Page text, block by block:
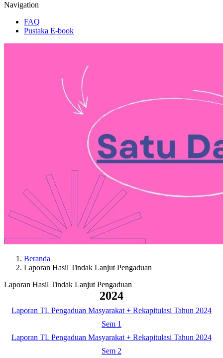
Navigation
FAQ
Pustaka E-book
Beranda
Laporan Hasil Tindak Lanjut Pengaduan
Laporan Hasil Tindak Lanjut Pengaduan
2024
Laporan TL Pengaduan Masyarakat + Rekapitulasi Tahun 2024
Sem 1
Laporan TL Pengaduan Masyarakat + Rekapitulasi Tahun 2024
Sem 2